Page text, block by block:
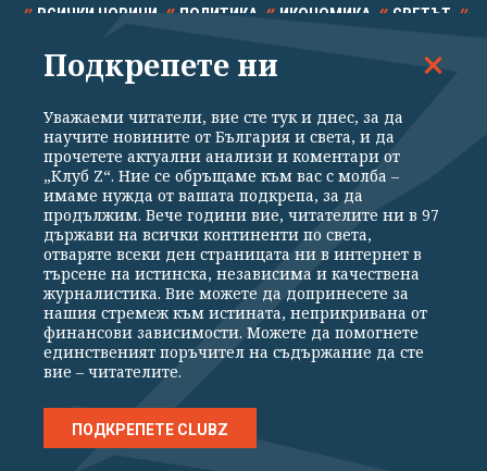
ВСИЧКИ НОВИНИ ПОЛИТИКА ИКОНОМИКА СВЕТЪТ
СПОРТ КУЛТУРА ТЕХНОЛОГИИ КАЛЕЙДОСКОП
Общи условия
Политика за поверителност
Реклама
Партньори Контакти
За Клуб Z
Екип
Подкрепете ни
Издател на www.clubz.bg е „Клуб Зебра Медия“ ЕООД, София, ул. "Алеко
Константинов" 3. Всички права запазени 2026 „Клуб Зебра Медия“
Препечатването на материали, снимки и видео от www.clubz.bg без
разрешение ще бъде преследвано по съдебен път, съгласно
ОБЩИТЕ УСЛОВИЯ
Подкрепете ни
Уважаеми читатели, вие сте тук и днес, за да
научите новините от България и света, и да
прочетете актуални анализи и коментари от
„Клуб Z“. Ние се обръщаме към вас с молба –
имаме нужда от вашата подкрепа, за да
продължим. Вече години вие, читателите ни в 97
държави на всички континенти по света,
отваряте всеки ден страницата ни в интернет в
търсене на истинска, независима и качествена
журналистика. Вие можете да допринесете за
нашия стремеж към истината, неприкривана от
финансови зависимости. Можете да помогнете
единственият поръчител на съдържание да сте
вие – читателите.
ПОДКРЕПЕТЕ CLUBZ